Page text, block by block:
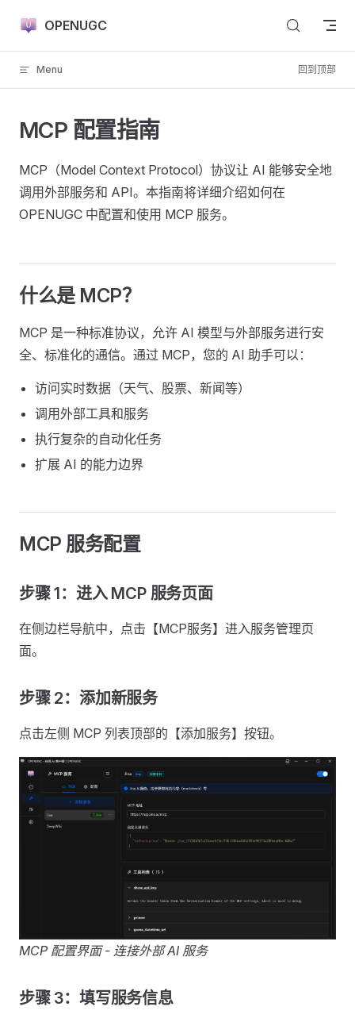
Skip to content
OPENUGC
Menu 回到顶部
MCP 配置指南
MCP（Model Context Protocol）协议让 AI 能够安全地
调用外部服务和 API。本指南将详细介绍如何在
OPENUGC 中配置和使用 MCP 服务。
什么是 MCP？
MCP 是一种标准协议，允许 AI 模型与外部服务进行安
全、标准化的通信。通过 MCP，您的 AI 助手可以：
访问实时数据（天气、股票、新闻等）
调用外部工具和服务
执行复杂的自动化任务
扩展 AI 的能力边界
MCP 服务配置
步骤 1：进入 MCP 服务页面
在侧边栏导航中，点击【MCP服务】进入服务管理页
面。
步骤 2：添加新服务
点击左侧 MCP 列表顶部的【添加服务】按钮。
MCP 配置界面 - 连接外部 AI 服务
步骤 3：填写服务信息